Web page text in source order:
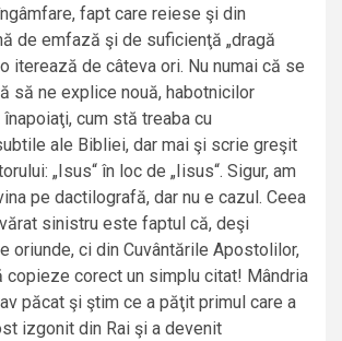
fapt care reiese şi din
de emfază şi de suficienţă „dragă
o iterează de câteva ori. Nu numai că se
să ne explice nouă, habotnicilor
cum stă treaba cu
ale Bibliei, dar mai şi scrie greşit
„Isus“ în loc de „Iisus“. Sigur, am
pe dactilografă, dar nu e cazul. Ceea
sinistru este faptul că, deşi
oriunde, ci din Cuvântările Apostolilor,
copieze corect un simplu citat! Mândria
păcat şi ştim ce a păţit primul care a
izgonit din Rai şi a devenit